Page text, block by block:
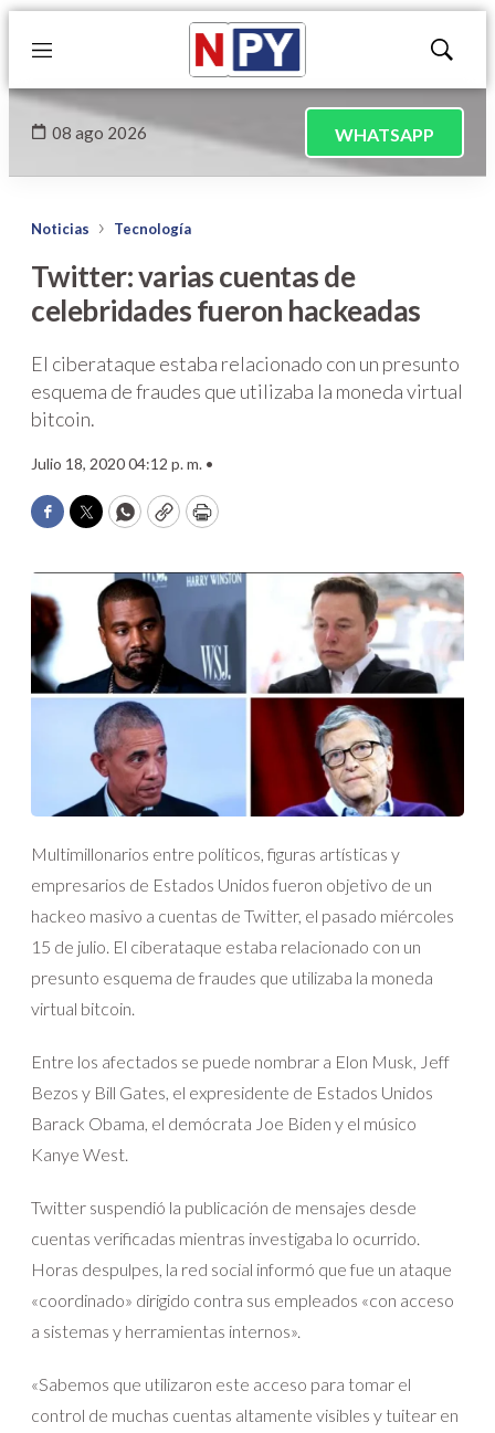
Menú
Mostrar
08 ago 2026 WHATSAPP
Noticias Tecnología
Twitter: varias cuentas de
celebridades fueron hackeadas
El ciberataque estaba relacionado con un presunto
esquema de fraudes que utilizaba la moneda virtual
bitcoin.
Julio 18, 2020 04:12 p. m. •
Facebook
TwitterWhatsApp
CopyPrint
Multimillonarios entre políticos, figuras artísticas y
empresarios de Estados Unidos fueron objetivo de un
hackeo masivo a cuentas de Twitter, el pasado miércoles
15 de julio. El ciberataque estaba relacionado con un
presunto esquema de fraudes que utilizaba la moneda
virtual bitcoin.
Entre los afectados se puede nombrar a Elon Musk, Jeff
Bezos y Bill Gates, el expresidente de Estados Unidos
Barack Obama, el demócrata Joe Biden y el músico
Kanye West.
Twitter suspendió la publicación de mensajes desde
cuentas verificadas mientras investigaba lo ocurrido.
Horas despulpes, la red social informó que fue un ataque
«coordinado» dirigido contra sus empleados «con acceso
a sistemas y herramientas internos».
«Sabemos que utilizaron este acceso para tomar el
control de muchas cuentas altamente visibles y tuitear en